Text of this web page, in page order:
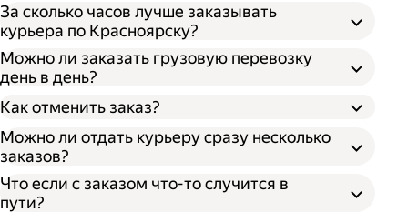
S (170х100х90 см) вмещает грузы до 300 кг
— каблук;
M (260х130х150 см) вмещает грузы до 700
кг — микроавтобус;
L (380х180х180 см) вмещает грузы до 1400
XL (400х190х200 см) вмещает грузы до
2000 кг — газель.
Время поиска грузового автомобиля;
Время забора груза;
Расстояние от адреса отправителя до
адреса получателя;
Вы можете узнать местоположение
курьера в личном кабинете или
За сколько часов лучше заказывать
курьера по Красноярску?
Можно ли заказать грузовую перевозку
день в день?
Как отменить заказ?
Можно ли отдать курьеру сразу несколько
заказов?
Что если с заказом что-то случится в
пути?